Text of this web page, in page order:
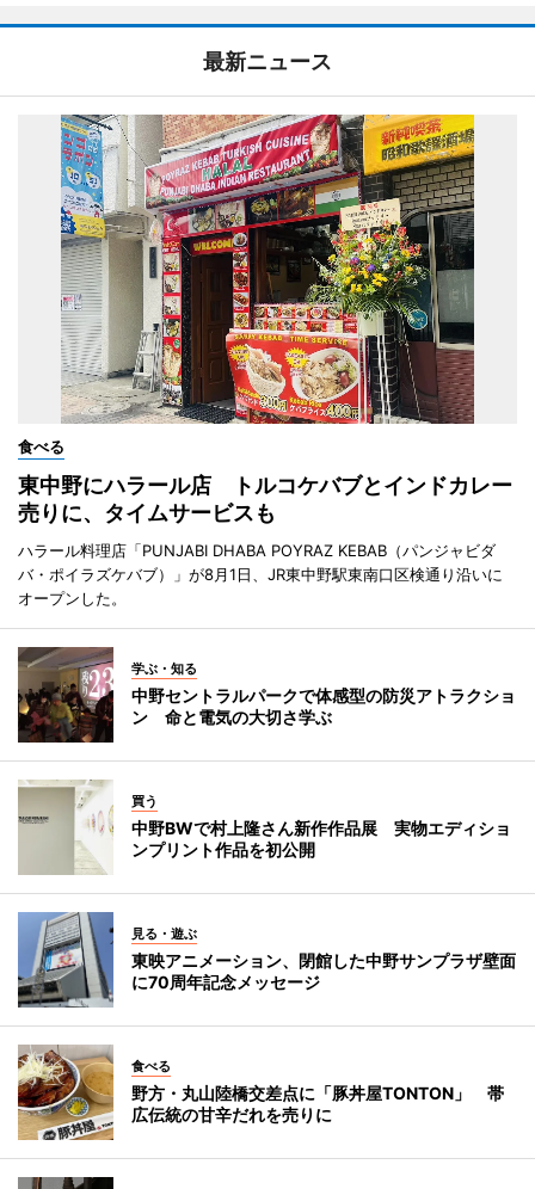
最新ニュース
食べる
東中野にハラール店 トルコケバブとインドカレー
売りに、タイムサービスも
ハラール料理店「PUNJABI DHABA POYRAZ KEBAB（パンジャビダ
バ・ポイラズケバブ）」が8月1日、JR東中野駅東南口区検通り沿いに
オープンした。
学ぶ・知る
中野セントラルパークで体感型の防災アトラクショ
ン 命と電気の大切さ学ぶ
買う
中野BWで村上隆さん新作作品展 実物エディショ
ンプリント作品を初公開
見る・遊ぶ
東映アニメーション、閉館した中野サンプラザ壁面
に70周年記念メッセージ
食べる
野方・丸山陸橋交差点に「豚丼屋TONTON」 帯
広伝統の甘辛だれを売りに